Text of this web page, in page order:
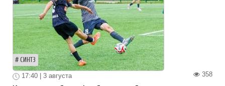
СИНТЗ
358
17:40 | 3 августа